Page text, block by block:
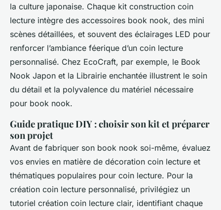
la culture japonaise. Chaque kit construction coin
lecture intègre des accessoires book nook, des mini
scènes détaillées, et souvent des éclairages LED pour
renforcer l’ambiance féerique d’un coin lecture
personnalisé. Chez EcoCraft, par exemple, le Book
Nook Japon et la Librairie enchantée illustrent le soin
du détail et la polyvalence du matériel nécessaire
pour book nook.
Guide pratique DIY : choisir son kit et préparer
son projet
Avant de fabriquer son book nook soi-même, évaluez
vos envies en matière de décoration coin lecture et
thématiques populaires pour coin lecture. Pour la
création coin lecture personnalisé, privilégiez un
tutoriel création coin lecture clair, identifiant chaque